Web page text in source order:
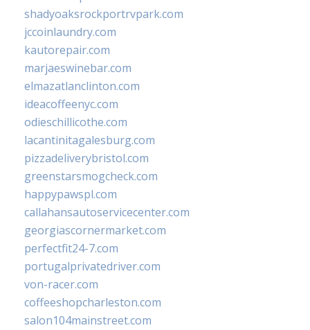
shadyoaksrockportrvpark.com
jccoinlaundry.com
kautorepair.com
marjaeswinebar.com
elmazatlanclinton.com
ideacoffeenyc.com
odieschillicothe.com
lacantinitagalesburg.com
pizzadeliverybristol.com
greenstarsmogcheck.com
happypawspl.com
callahansautoservicecenter.com
georgiascornermarket.com
perfectfit24-7.com
portugalprivatedriver.com
von-racer.com
coffeeshopcharleston.com
salon104mainstreet.com